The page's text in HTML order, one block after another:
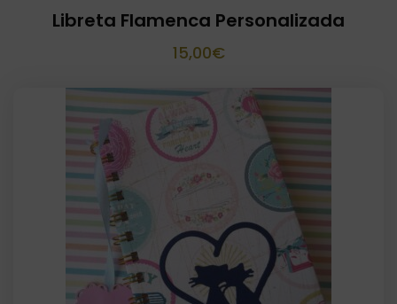
Libreta Flamenca Personalizada
15,00€